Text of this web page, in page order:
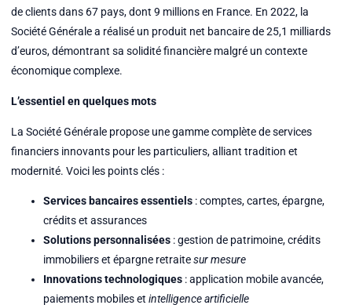
de clients dans 67 pays, dont 9 millions en France. En 2022, la
Société Générale a réalisé un produit net bancaire de 25,1 milliards
d’euros, démontrant sa solidité financière malgré un contexte
économique complexe.
L’essentiel en quelques mots
La Société Générale propose une gamme complète de services
financiers innovants pour les particuliers, alliant tradition et
modernité. Voici les points clés :
Services bancaires essentiels: comptes, cartes, épargne,
crédits et assurances
Solutions personnalisées: gestion de patrimoine, crédits
immobiliers et épargne retraitesur mesure
Innovations technologiques: application mobile avancée,
paiements mobiles et intelligence artificielle